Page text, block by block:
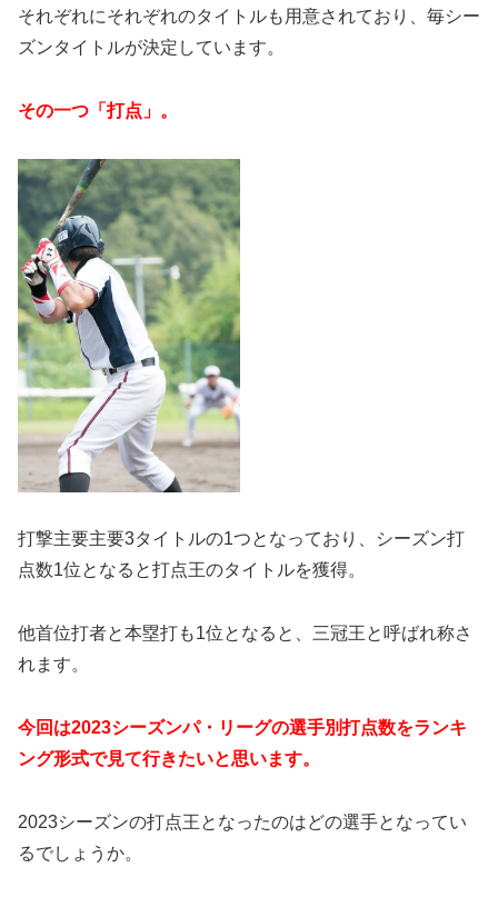
それぞれにそれぞれのタイトルも用意されており、毎シー
ズンタイトルが決定しています。
その一つ「打点」。
打撃主要主要3タイトルの1つとなっており、シーズン打
点数1位となると打点王のタイトルを獲得。
他首位打者と本塁打も1位となると、三冠王と呼ばれ称さ
れます。
今回は2023シーズンパ・リーグの選手別打点数をランキ
ング形式で見て行きたいと思います。
2023シーズンの打点王となったのはどの選手となってい
るでしょうか。